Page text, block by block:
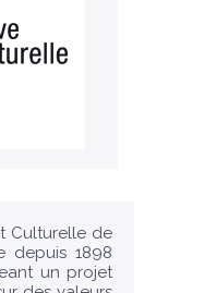
Culturelle de
depuis 1898
un projet